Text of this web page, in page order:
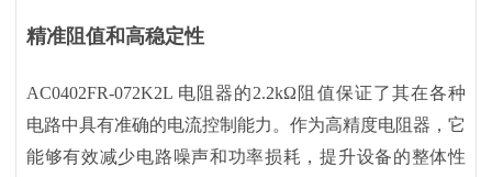
精准阻值和高稳定性
AC0402FR-072K2L 电阻器的2.2kΩ阻值保证了其在各种
电路中具有准确的电流控制能力。作为高精度电阻器，它
能够有效减少电路噪声和功率损耗，提升设备的整体性